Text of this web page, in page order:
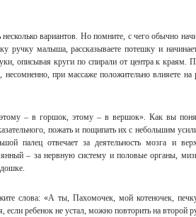
вариантов. Но помните, с чего обычно
ручку малыша, рассказываете потешку и
описывая круги по спирали от центра к краям.
при массаже положительно влияете на
– в горшок, этому – в вершок». Как вы
пожать и пощипать их с небольшим
палец отвечает за деятельность мозга и
– за нервную систему и половые органы,
слова: «А ты, Пахомочек, мой котеночек,
ребенок не устал, можно повторить на второй